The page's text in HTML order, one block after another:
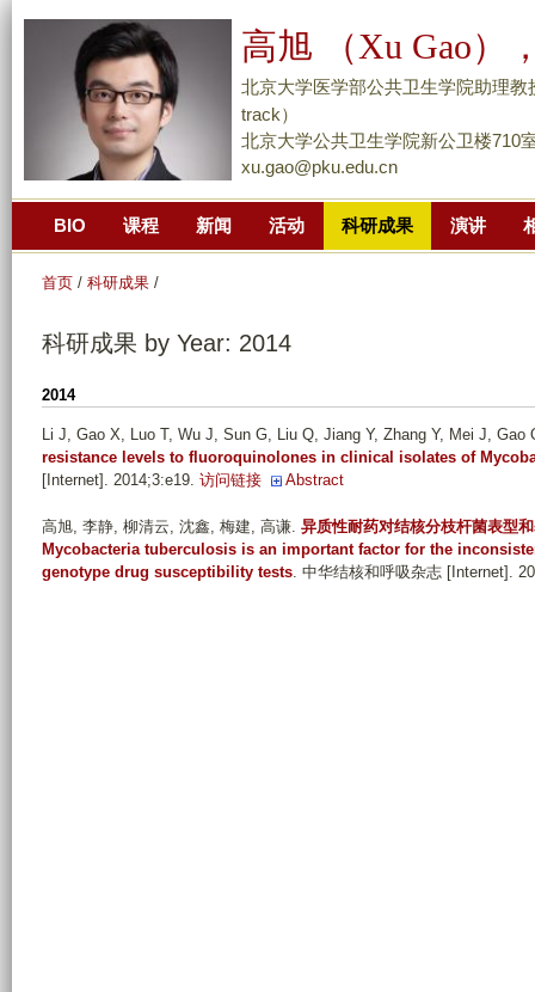
到
面
主
高旭 （Xu Gao）
北京大学医学部公共卫生学院助理教
track）
北京大学公共卫生学院新公卫楼710
xu.gao@pku.edu.cn
BIO 课程 新闻 活动 科研成果 演讲
首页 / 科研成果 /
科研成果 by Year: 2014
2014
Li J, Gao X, Luo T, Wu J, Sun G, Liu Q, Jiang Y, Zhang Y, Mei J, Gao
resistance levels to fluoroquinolones in clinical isolates of
[Internet]. 2014;3:e19. 访问链接 Abstract
高旭, 李静, 柳清云, 沈鑫, 梅建, 高谦. 异质性耐药对结核分枝杆菌表型
Mycobacteria tuberculosis is an important factor for the
genotype drug susceptibility tests. 中华结核和呼吸杂志 [Internet].